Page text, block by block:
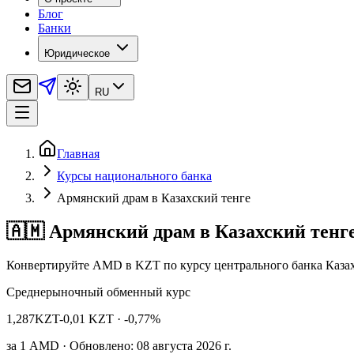
Блог
Банки
Юридическое
RU
Главная
Курсы национального банка
Армянский драм в Казахский тенге
🇦🇲 Армянский драм в Казахский
Конвертируйте AMD в KZT по курсу центрального банка
Среднерыночный обменный курс
1,287KZT-0,01 KZT · -0,77%
за 1 AMD · Обновлено: 08 августа 2026 г.